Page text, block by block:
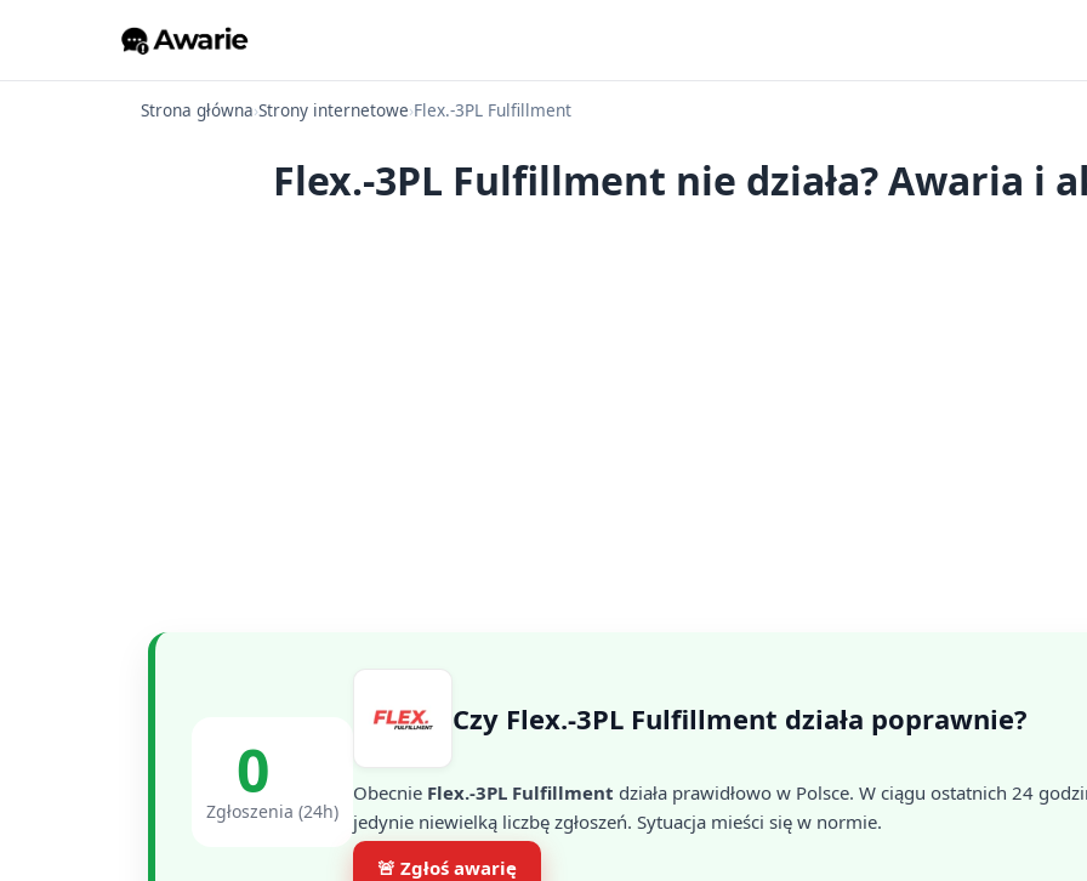
Strona główna›Strony internetowe›Flex.-3PL Fulfillment
Flex.-3PL Fulfillment nie działa? Awaria i
0
Zgłoszenia (24h)
Czy Flex.-3PL Fulfillment działa poprawnie?
Obecnie Flex.-3PL Fulfillment działa prawidłowo w Polsce. W ciągu ostatnich 24
jedynie niewielką liczbę zgłoszeń. Sytuacja mieści się w normie.
🚨 Zgłoś awarię